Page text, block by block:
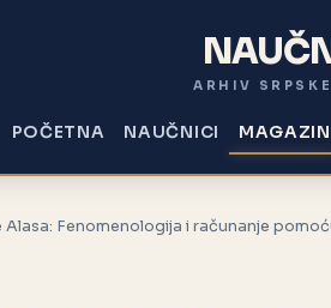
ARHIV
POČETNA NAUČNICI MAGAZIN
Alasa: Fenomenologija i računanje